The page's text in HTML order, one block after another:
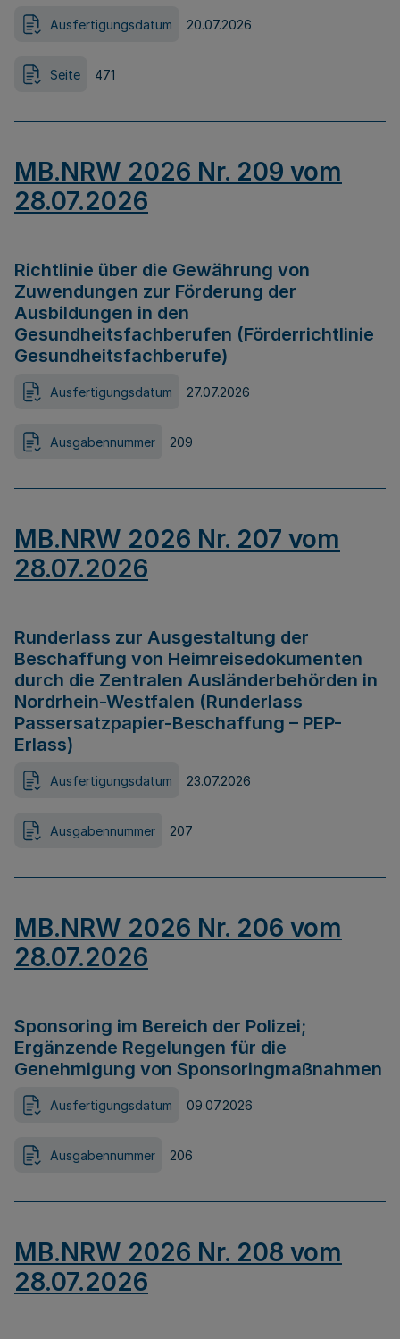
Ausfertigungsdatum 20.07.2026
Seite 471
MB.NRW 2026 Nr. 209 vom
28.07.2026
Richtlinie über die Gewährung von
Zuwendungen zur Förderung der
Ausbildungen in den
Gesundheitsfachberufen (Förderrichtlinie
Gesundheitsfachberufe)
Ausfertigungsdatum 27.07.2026
Ausgabennummer 209
MB.NRW 2026 Nr. 207 vom
28.07.2026
Runderlass zur Ausgestaltung der
Beschaffung von Heimreisedokumenten
durch die Zentralen Ausländerbehörden in
Nordrhein-Westfalen (Runderlass
Passersatzpapier-Beschaffung – PEP-
Erlass)
Ausfertigungsdatum 23.07.2026
Ausgabennummer 207
MB.NRW 2026 Nr. 206 vom
28.07.2026
Sponsoring im Bereich der Polizei;
Ergänzende Regelungen für die
Genehmigung von Sponsoringmaßnahmen
Ausfertigungsdatum 09.07.2026
Ausgabennummer 206
MB.NRW 2026 Nr. 208 vom
28.07.2026